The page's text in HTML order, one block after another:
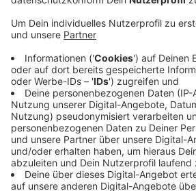
EN: Es ist eine große Tradition auf
Mittelstraße: Der Martinsumzug
Ab 16.00 Uhr läuft das Vorprogramm,
beginnt um 17.00 Uhr. Er läuft bis in
Fußgängerzone. Dort gibt es
vom Rotary Club Gevelsberg-
der Buteraplatz vor der VHS.
In Schwelm ist Martinsfest heute
Laternenumzug der Gemeinde St.
katholische Grundschule St. Marien
Innenstadt zur Marienkirche. Mit